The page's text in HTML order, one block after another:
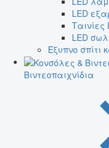
LED
Ταινίες
LED
Έξυπνο σπίτι
Βιντεοπαιχνίδια